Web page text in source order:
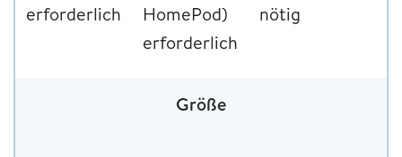
erforderlich
HomePod)
erforderlich
nötig
Größe